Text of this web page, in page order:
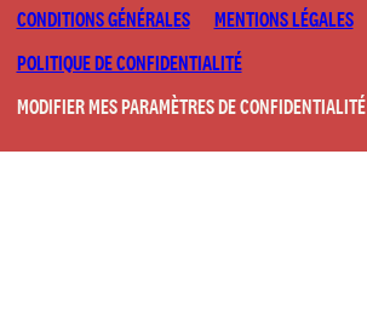
CONDITIONS GÉNÉRALES
MENTIONS LÉGALES
POLITIQUE DE CONFIDENTIALITÉ
MODIFIER MES PARAMÈTRES DE CONFIDENTIALITÉ